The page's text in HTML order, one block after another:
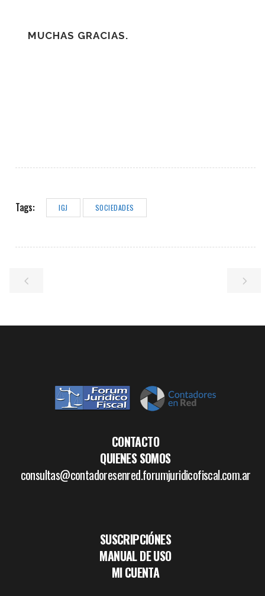
MUCHAS GRACIAS.
Tags: IGJ SOCIEDADES
CONTACTO
QUIENES SOMOS
consultas@contadoresenred.forumjuridicofiscal.com.ar
SUSCRIPCIÓNES
MANUAL DE USO
MI CUENTA